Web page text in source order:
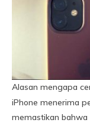
Alasan mengapa
iPhone menerima
memastikan